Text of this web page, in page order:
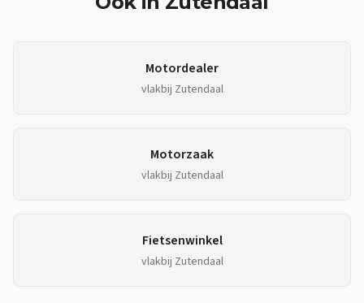
Motordealer
vlakbij Zutendaal
Motorzaak
vlakbij Zutendaal
Fietsenwinkel
vlakbij Zutendaal